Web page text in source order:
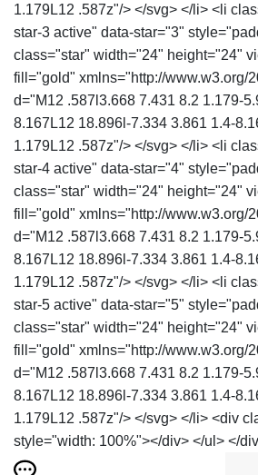
1.179L12 .587z"/> </svg> </li> <li
star-3 active" data-star="3"
class="star" width="24" height="24"
fill="gold" xmlns="http://www.w3.org/
d="M12 .587l3.668 7.431 8.2 1.179-
8.167L12 18.896l-7.334 3.861 1.4-
1.179L12 .587z"/> </svg> </li> <li
star-4 active" data-star="4"
class="star" width="24" height="24"
fill="gold" xmlns="http://www.w3.org/
d="M12 .587l3.668 7.431 8.2 1.179-
8.167L12 18.896l-7.334 3.861 1.4-
1.179L12 .587z"/> </svg> </li> <li
star-5 active" data-star="5"
class="star" width="24" height="24"
fill="gold" xmlns="http://www.w3.org/
d="M12 .587l3.668 7.431 8.2 1.179-
8.167L12 18.896l-7.334 3.861 1.4-
1.179L12 .587z"/> </svg> </li> <div
style="width: 100%"></div> </ul> </